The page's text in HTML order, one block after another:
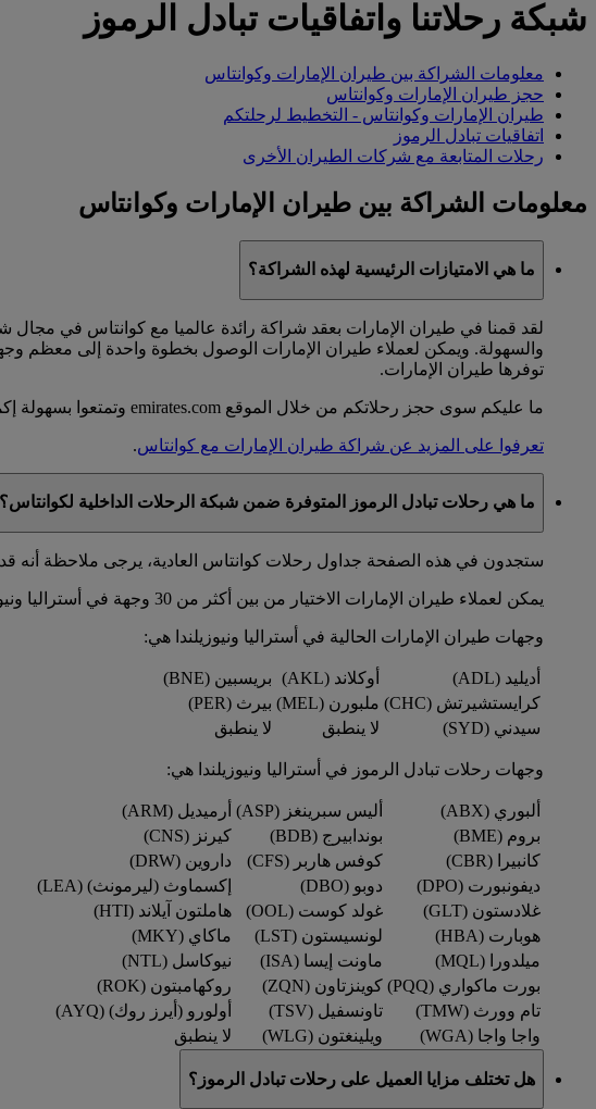
شبكة رحلاتنا واتفاقيات تبادل الرموز
معلومات الشراكة بين طيران الإمارات وكوانتاس
حجز طيران الإمارات وكوانتاس
طيران الإمارات وكوانتاس - التخطيط لرحلتكم
اتفاقيات تبادل الرموز
رحلات المتابعة مع شركات الطيران الأخرى
معلومات الشراكة بين طيران الإمارات وكوانتاس
ما هي الامتيازات الرئيسية لهذه الشراكة؟
لقد قمنا في طيران الإمارات بعقد شراكة رائدة عالميا مع كوانتاس في
والسهولة. ويمكن لعملاء طيران الإمارات الوصول بخطوة واحدة إلى معظم
توفرها طيران الإمارات.
ما عليكم سوى حجز رحلاتكم من خلال الموقع emirates.com وتمتعوا بسهولة إكمال رحلتكم بأكملها بموجب تذكرة سفر واحدة.
تعرفوا على المزيد عن شراكة طيران الإمارات مع كوانتاس.
ما هي رحلات تبادل الرموز المتوفرة ضمن شبكة الرحلات الداخلية لكوانتاس؟
ستجدون في هذه الصفحة جداول رحلات كوانتاس العادية، يرجى ملاحظة أنه
يمكن لعملاء طيران الإمارات الاختيار من بين أكثر من 30 وجهة في أستراليا ونيوزيلندا عبر شبكة رحلات كوانتاس.
وجهات طيران الإمارات الحالية في أستراليا ونيوزيلندا هي:
أديليد (ADL) أوكلاند (AKL)
بريسبين (BNE)
كرايستشيرتش (CHC)
ملبورن (MEL)
بيرث (PER)
سيدني (SYD)
لا ينطبق لا ينطبق
وجهات رحلات تبادل الرموز في أستراليا ونيوزيلندا هي:
ألبوري (ABX) أليس سبرينغز (ASP)
أرميديل (ARM)
بروم (BME)
بوندابيرج (BDB)
كيرنز (CNS)
كانبيرا (CBR)
كوفس هاربر (CFS)
داروين (DRW)
ديفونبورت (DPO)
دوبو (DBO)
إكسماوث (ليرمونث) (LEA)
غلادستون (GLT)
غولد كوست (OOL)
هاملتون آيلاند (HTI)
هوبارت (HBA)
لونسيستون (LST)
ماكاي (MKY)
ميلدورا (MQL)
ماونت إيسا (ISA)
نيوكاسل (NTL)
بورت ماكواري (PQQ)
كوينزتاون (ZQN)
روكهامبتون (ROK)
تام وورث (TMW)
تاونسفيل (TSV)
أولورو (أيرز روك) (AYQ)
واجا واجا (WGA)
ويلينغتون (WLG) لا ينطبق
هل تختلف مزايا العميل على رحلات تبادل الرموز؟